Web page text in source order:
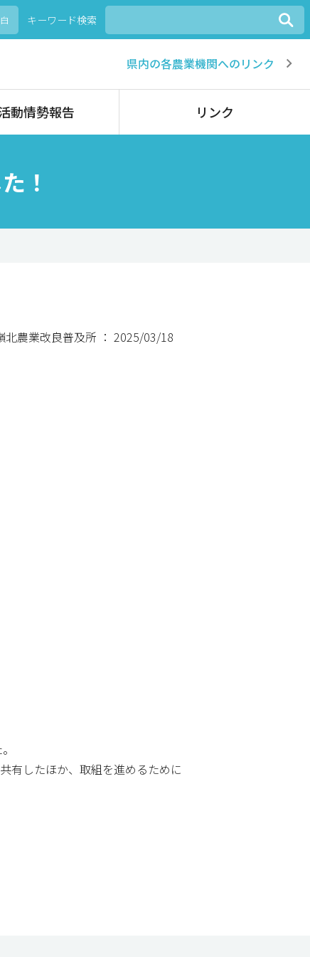
キーワード検索
白
県内の各農業機関へのリンク
動情勢報告 リンク
！
北農業改良普及所 ： 2025/03/18
有したほか、取組を進めるために